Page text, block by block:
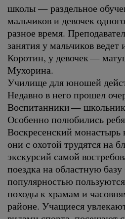
школы — раздельное
мальчиков и девочек
разное время.
занятия у мальчиков ведет
Коротин, у девочек —
Мухорина.
Училище для юношей
Недавно в него прошел
Воспитанники —
Особенно полюбились
Воскресенский монастырь
они с охотой трудятся на
экскурсий самой
поездка на областную
популярностью
походы к храмам и
районе. Учащиеся